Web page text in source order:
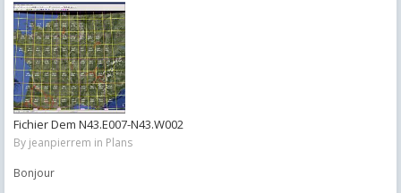
Fichier Dem N43.E007-N43.W002
By jeanpierrem in Plans
Bonjour